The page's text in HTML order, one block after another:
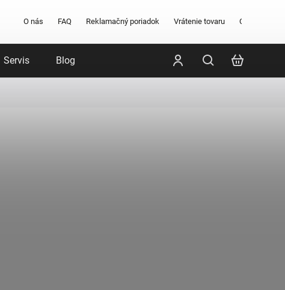
O nás FAQ Reklamačný poriadok Vrátenie tovaru Obchodné
Servis Blog Značky